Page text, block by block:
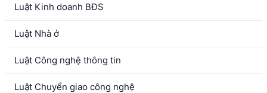
Luật Kinh doanh BĐS
Luật Nhà ở
Luật Công nghệ thông tin
Luật Chuyển giao công nghệ